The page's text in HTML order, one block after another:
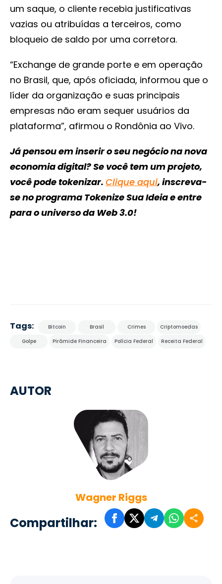
AUTOR
Wagner Riggs
Compartilhar:
um saque, o cliente recebia justificativas
vazias ou atribuídas a terceiros, como
bloqueio de saldo por uma corretora.
“Exchange de grande porte e em operação
no Brasil, que, após oficiada, informou que o
líder da organização e suas principais
empresas não eram sequer usuários da
plataforma”, afirmou o Rondônia ao Vivo.
Já pensou em inserir o seu negócio na nova
economia digital? Se você tem um projeto,
você pode tokenizar. Clique aqui, inscreva-
se no programa Tokenize Sua Ideia e entre
para o universo da Web 3.0!
Tags: Bitcoin Brasil Crimes
Criptomoedas
Golpe
Pirâmide Financeira Polícia Federal Receita Federal